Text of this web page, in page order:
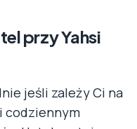
przy Yahsi
jeśli zależy Ci na
codziennym